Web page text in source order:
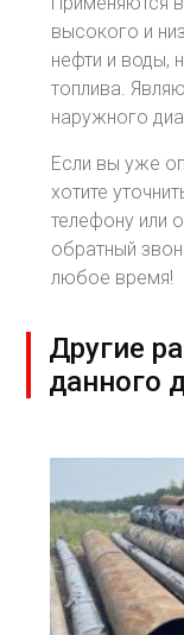
высокого и
нефти и воды,
топлива.
наружного
Если вы уже
хотите
телефону или
обратный
любое время!
Другие
данного